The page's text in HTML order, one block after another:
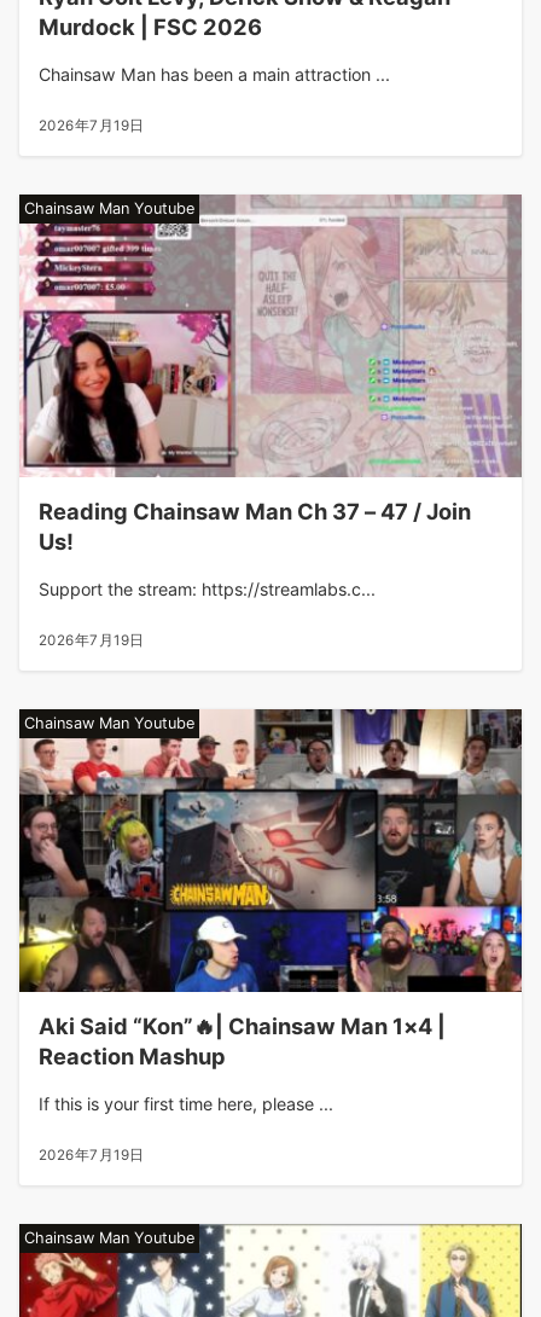
Murdock | FSC 2026
Chainsaw Man has been a main attraction ...
2026年7月19日
Chainsaw Man Youtube
Reading Chainsaw Man Ch 37 – 47 / Join
Us!
Support the stream: https://streamlabs.c...
2026年7月19日
Chainsaw Man Youtube
Aki Said “Kon”🔥| Chainsaw Man 1×4 |
Reaction Mashup
If this is your first time here, please ...
2026年7月19日
Chainsaw Man Youtube